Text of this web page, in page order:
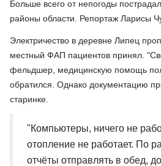
Больше всего от непогоды
районы области. Репортаж Ларисы
Электричество в деревне Липец
местный ФАП пациентов принял.
фельдшер, медицинскую помощь
обратился. Однако документацию
старинке.
"Компьютеры, ничего не
отопление не работает. По
отчёты отправлять в обед,